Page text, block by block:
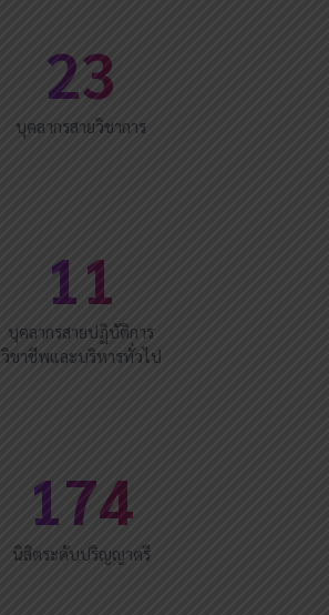
23
บุคลากรสายวิชาการ
11
บุคลากรสายปฏิบัติการ
วิชาชีพและบริหารทั่วไป
174
นิสิตระดับปริญญาตรี